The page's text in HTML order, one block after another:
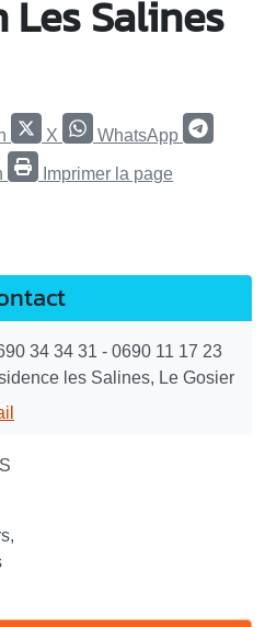
Salines
X WhatsApp
Imprimer la page
34 34 31 - 0690 11 17 23
les Salines, Le Gosier